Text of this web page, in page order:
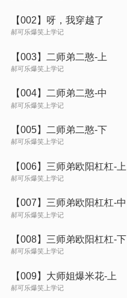
【002】呀，我穿越了
郝可乐爆笑上学记
【003】二师弟二憨-上
郝可乐爆笑上学记
【004】二师弟二憨-中
郝可乐爆笑上学记
【005】二师弟二憨-下
郝可乐爆笑上学记
【006】三师弟欧阳杠杠-上
郝可乐爆笑上学记
【007】三师弟欧阳杠杠-中
郝可乐爆笑上学记
【008】三师弟欧阳杠杠-下
郝可乐爆笑上学记
【009】大师姐爆米花-上
郝可乐爆笑上学记